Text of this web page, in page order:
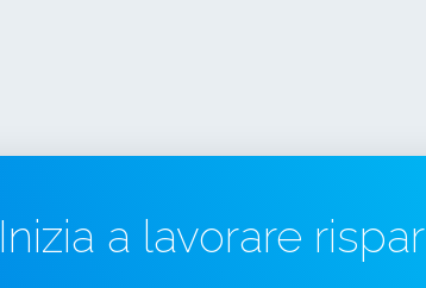
Inizia a lavorare